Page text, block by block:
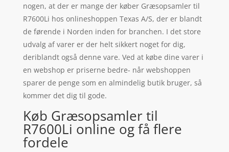
nogen, at der er mange der køber Græsopsamler til
R7600Li hos onlineshoppen Texas A/S, der er blandt
de førende i Norden inden for branchen. I det store
udvalg af varer er der helt sikkert noget for dig,
deriblandt også denne vare. Ved at købe dine varer i
en webshop er priserne bedre- når webshoppen
sparer de penge som en almindelig butik bruger, så
kommer det dig til gode.
Køb Græsopsamler til
R7600Li online og få flere
fordele